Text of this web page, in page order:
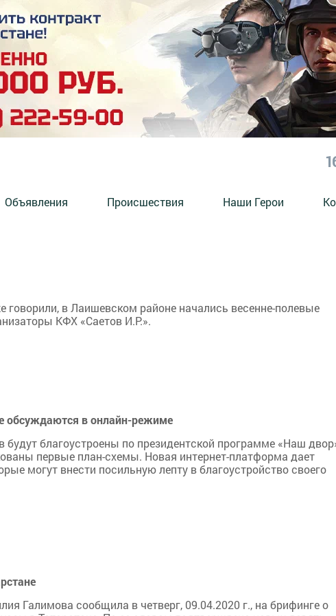
Объявления Происшествия Наши Герои
в Лаишевском районе начались весенне-полевые
КФХ «Саетов И.Р.».
обсуждаются в онлайн-режиме
благоустроены по президентской программе «Наш
первые план-схемы. Новая интернет-платформа дает
могут внести посильную лепту в благоустройство своего
Галимова сообщила в четверг, 09.04.2020 г., на брифинге о